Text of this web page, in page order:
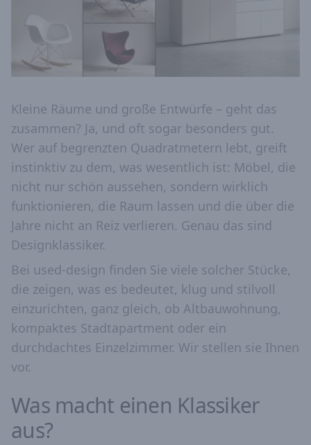
Kleine Räume und große Entwürfe – geht das
zusammen? Ja, und oft sogar besonders gut.
Wer auf begrenzten Quadratmetern lebt, greift
instinktiv zu dem, was wesentlich ist: Möbel, die
nicht nur schön aussehen, sondern wirklich
funktionieren, die Raum lassen und die über die
Jahre nicht an Reiz verlieren. Genau das sind
Designklassiker.
Bei used-design finden Sie viele solcher Stücke,
die zeigen, was es bedeutet, klug und stilvoll
einzurichten, ganz gleich, ob Altbauwohnung,
kompaktes Stadtapartment oder ein
durchdachtes Einzelzimmer. Wir stellen sie Ihnen
vor.
Was macht einen Klassiker
aus?